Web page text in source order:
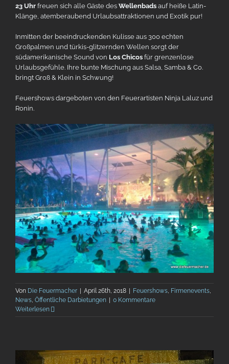
23 Uhr freuen sich alle Gäste des Wellenbads auf heiße Latin-
Klänge, atemberaubend Urlaubsattraktionen und Exotik pur!
Inmitten der beeindruckenden Kulisse aus 300 echten
Großpalmen und türkis-glitzernden Wellen sorgt der
südamerikanische Sound von Los Chicos für grenzenlose
Urlaubsgefühle. Ihre bunte Mischung aus Salsa, Samba & Co.
bringt Groß & Klein in Schwung!
Feuershows dargeboten von den Feuerartisten Ninja Laluz und
Ronin.
Von Die Feuermacher | April 26th, 2018 | Feuershows, Firmenevents,
News, Öffentliche Darbietungen | 0 Kommentare
Weiterlesen